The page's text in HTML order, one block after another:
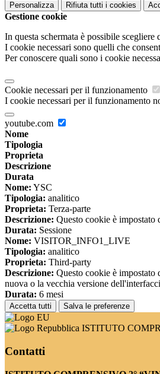
Personalizza Rifiuta tutti i cookies
Gestione cookie
In questa schermata è possibile scegliere
I cookie necessari sono quelli che
Per conoscere quali sono i cookie
Cookie necessari per il funzionamento
I cookie necessari per il funzionamento
youtube.com
Nome
Tipologia
Proprieta
Descrizione
Durata
Nome: YSC
Tipologia: analitico
Proprieta: Terza-parte
Descrizione: Questo cookie è impostato
Durata: Sessione
Nome: VISITOR_INFO1_LIVE
Tipologia: analitico
Proprieta: Third-party
Descrizione: Questo cookie è impostato
nuova o la vecchia versione
Durata: 6 mesi
Accetta tutti Salva le preferenze
ISTITUTO
Contatti